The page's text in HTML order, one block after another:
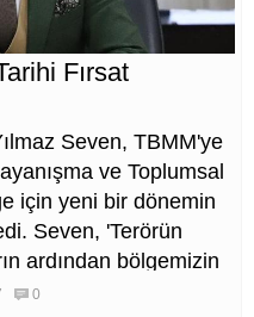
Fırsat
Seven, TBMM'ye
ve Toplumsal
için yeni bir dönemin
Seven, 'Terörün
ardından bölgemizin
yeniden
0